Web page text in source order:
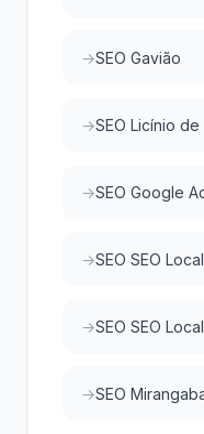
SEO Gavião
SEO Licínio de
SEO Google
SEO SEO
SEO SEO
SEO